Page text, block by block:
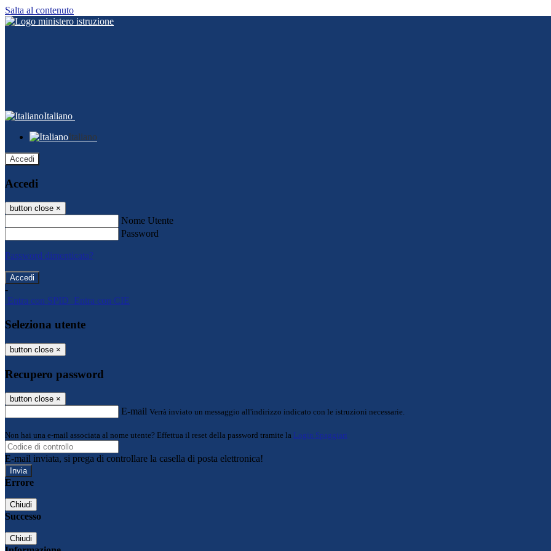
Salta al contenuto
Italiano
Italiano
Accedi
Accedi
button close ×
Nome Utente
Password
Password dimenticata?
-
Entra con SPID Entra con CIE
Seleziona utente
button close ×
Recupero password
button close ×
E-mail Verrà inviato un messaggio all'indirizzo indicato con le istruzioni necessarie.
Non hai una e-mail associata al nome utente? Effettua il reset della password tramite la Login Spaggiari
E-mail inviata, si prega di controllare la casella di posta elettronica!
Errore
Chiudi
Successo
Chiudi